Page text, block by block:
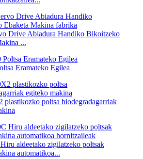
Drive Abiadura Handiko Bikoitzeko
...
Eramateko Egilea
plastikozko poltsa biodegradagarriak
aldeetako zigilatzeko poltsak
automatikoa...